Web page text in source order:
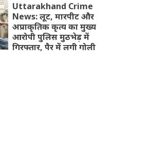
Uttarakhand Crime
News: लूट, मारपीट और
अप्राकृतिक कृत्य का मुख्य
आरोपी पुलिस मुठभेड़ में
गिरफ्तार, पैर में लगी गोली